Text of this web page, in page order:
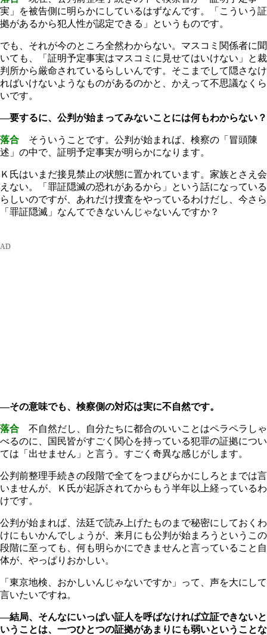
実」を被告側に明らかにしているはずなんです。「こういう証
拠があるから犯人性が認定できる」というものです。
でも、それが今のところ全然わからない。マスコミ関係者に聞
いても、「証明予定事実はマスコミに見せてはいけない」と裁
判所から厳命されているらしいんです。そこまでして隠さなけ
ればいけないようなものがあるのかと、かえって不思議なくら
いです。
―要するに、公判が始まってみないことには何もわからない？
落合 そういうことです。公判が始まれば、検察の「冒頭陳
述」の中で、証明予定事実が明らかになります。
Ｋ氏はいまだ接見禁止の状態に置かれています。家族とさえ会
えない。「罪証隠滅の恐れがあるから」という話になっている
らしいのですが、あれだけ捜査をやっているわけだし、今さら
「罪証隠滅」なんてできないんじゃないんですか？
―その意味でも、検察側の対応は実に不自然です。
落合 不自然だし、自分たちに都合のいいことはペラペラしゃ
べるのに、国民皆がすごく関心を持っている犯罪の証拠につい
ては「出せません」と言う。すごく奇異な感じがします。
公判前整理手続きの段階で全てをつまびらかにしろとまでは言
いませんが、Ｋ氏が起訴されてからもう半年以上経っているわ
けです。
公判が始まれば、法廷で読み上げたものまで秘密にしておくわ
けにもいかんでしょうが、来月にも公判が始まろうというこの
段階に至っても、何も明らかにできませんと言っていること自
体が、やっぱりおかしい。
「東京地検、おかしいんじゃないですか」って、声を大にして
言いたいですね。
―結局、そんなにいっぱい証人を呼ばなければ立証できないと
いうことは、一つひとつの証拠があまりにも弱いということな